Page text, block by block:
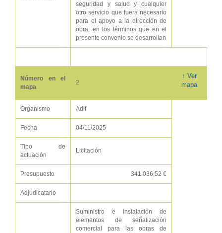
seguridad y salud y cualquier
otro servicio que fuera necesario
para el apoyo a la dirección de
obra, en los términos que en el
presente convenio se desarrollan
Número en el
mapa
2
↑ Ver
mapa
Organismo Adif
Fecha 04/11/2025
Tipo de
actuación
Licitación
Presupuesto 341.036,52 €
Adjudicatario
Suministro e instalación de
elementos de señalización
comercial para las obras de